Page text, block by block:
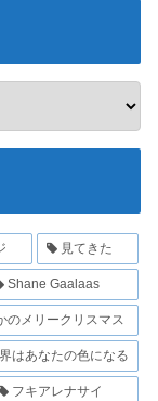
見てきた
Shane Gaalaas
のメリークリスマス
はあなたの色になる
フキアレナサイ